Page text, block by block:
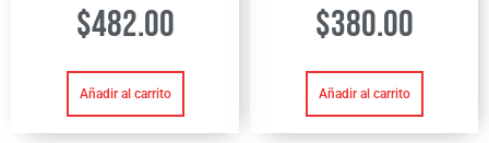
$482.00
Añadir al carrito
$380.00
Añadir al carrito